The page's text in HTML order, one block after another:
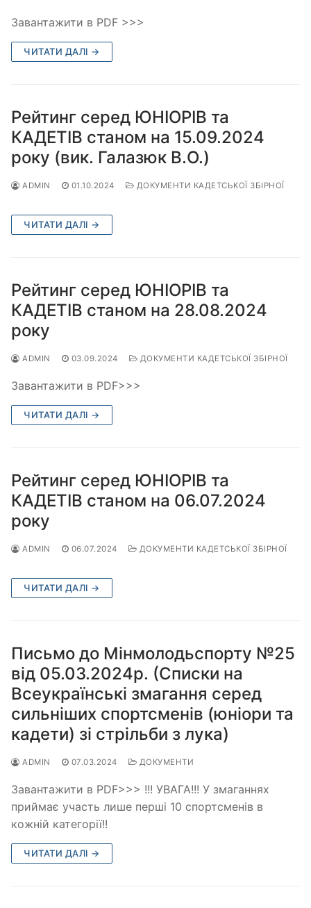
Завантажити в PDF >>>
ЧИТАТИ ДАЛІ →
Рейтинг серед ЮНІОРІВ та
КАДЕТІВ станом на 15.09.2024
року (вик. Галазюк В.О.)
ADMIN 01.10.2024 ДОКУМЕНТИ КАДЕТСЬКОЇ ЗБІРНОЇ
ЧИТАТИ ДАЛІ →
Рейтинг серед ЮНІОРІВ та
КАДЕТІВ станом на 28.08.2024
року
ADMIN 03.09.2024 ДОКУМЕНТИ КАДЕТСЬКОЇ ЗБІРНОЇ
Завантажити в PDF>>>
ЧИТАТИ ДАЛІ →
Рейтинг серед ЮНІОРІВ та
КАДЕТІВ станом на 06.07.2024
року
ADMIN 06.07.2024 ДОКУМЕНТИ КАДЕТСЬКОЇ ЗБІРНОЇ
ЧИТАТИ ДАЛІ →
Письмо до Мінмолодьспорту №25
від 05.03.2024р. (Списки на
Всеукраїнські змагання серед
сильніших спортсменів (юніори та
кадети) зі стрільби з лука)
ADMIN 07.03.2024 ДОКУМЕНТИ
Завантажити в PDF>>> !!! УВАГА!!! У змаганнях
приймає участь лише перші 10 спортсменів в
кожній категорії!!
ЧИТАТИ ДАЛІ →